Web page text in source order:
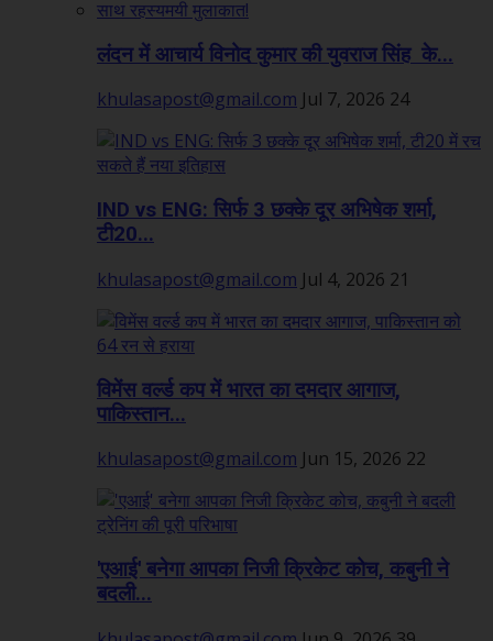
लंदन में आचार्य विनोद कुमार की युवराज सिंह के...
khulasapost@gmail.com Jul 7, 2026 24
IND vs ENG: सिर्फ 3 छक्के दूर अभिषेक शर्मा,
टी20...
khulasapost@gmail.com Jul 4, 2026 21
विमेंस वर्ल्ड कप में भारत का दमदार आगाज,
पाकिस्तान...
khulasapost@gmail.com Jun 15, 2026 22
'एआई' बनेगा आपका निजी क्रिकेट कोच, कबुनी ने
बदली...